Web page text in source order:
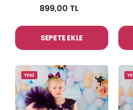
899,00 TL
SEPETE EKLE
YENİ